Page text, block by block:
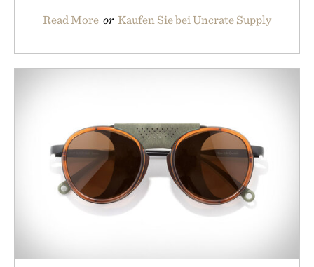
Read More or Kaufen Sie bei Uncrate Supply